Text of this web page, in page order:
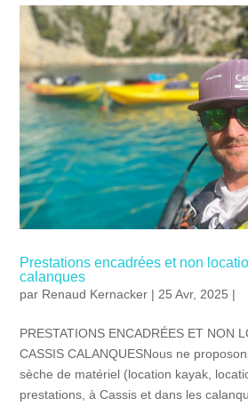
Prestations encadrées et non
calanques
par Renaud Kernacker | 25 Avr, 2025 |
PRESTATIONS ENCADRÉES ET NON
CASSIS CALANQUESNous ne
sèche de matériel (location kayak,
prestations, à Cassis et dans les